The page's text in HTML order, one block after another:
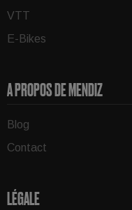
VTT
E-Bikes
A PROPOS DE MENDIZ
Blog
Contact
LÉGALE